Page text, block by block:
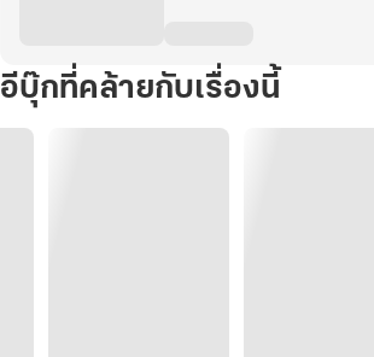
อีบุ๊กที่คล้ายกับเรื่องนี้